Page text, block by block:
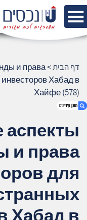
аренды и права
для иностранных
в Хайфе (578)
3. שאלתם ? ענינו !
דף הבית>
и права
Хабад в
Хайфе (578)
и права
для
Хабад в